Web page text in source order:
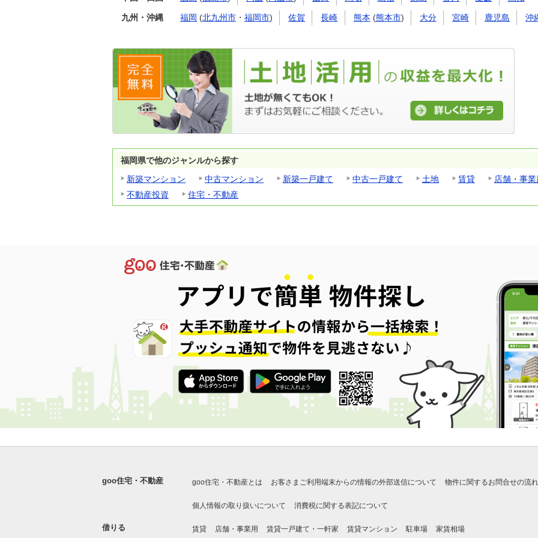
九州・沖縄 福岡 (北九州市 ・ 福岡市) 佐賀 長崎 熊本 (熊本市) 大分 宮崎 鹿児島 沖
福岡県で他のジャンルから探す
新築マンション
中古マンション 新築一戸建て 中古一戸建て 土地 賃貸
店舗・事業
不動産投資
住宅・不動産
goo住宅・不動産 goo住宅・不動産とは お客さまご利用端末からの情報の外部送信について 物件に関するお問合せの流れ
個人情報の取り扱いについて 消費税に関する表記について
借りる 賃貸 店舗・事業用 賃貸一戸建て・一軒家 賃貸マンション 駐車場 家賃相場